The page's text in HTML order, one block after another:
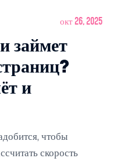
окт 26, 2025
займет
и
чтобы
скорость